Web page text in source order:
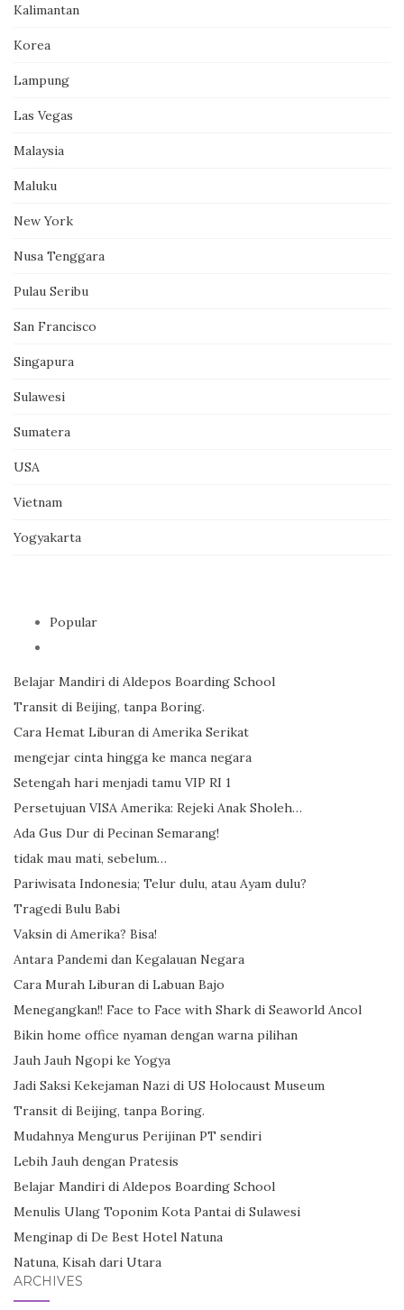
Kalimantan
Korea
Lampung
Las Vegas
Malaysia
Maluku
New York
Nusa Tenggara
Pulau Seribu
San Francisco
Singapura
Sulawesi
Sumatera
USA
Vietnam
Yogyakarta
Popular
Belajar Mandiri di Aldepos Boarding School
Transit di Beijing, tanpa Boring.
Cara Hemat Liburan di Amerika Serikat
mengejar cinta hingga ke manca negara
Setengah hari menjadi tamu VIP RI 1
Persetujuan VISA Amerika: Rejeki Anak Sholeh…
Ada Gus Dur di Pecinan Semarang!
tidak mau mati, sebelum…
Pariwisata Indonesia; Telur dulu, atau Ayam dulu?
Tragedi Bulu Babi
Vaksin di Amerika? Bisa!
Antara Pandemi dan Kegalauan Negara
Cara Murah Liburan di Labuan Bajo
Menegangkan!! Face to Face with Shark di Seaworld Ancol
Bikin home office nyaman dengan warna pilihan
Jauh Jauh Ngopi ke Yogya
Jadi Saksi Kekejaman Nazi di US Holocaust Museum
Transit di Beijing, tanpa Boring.
Mudahnya Mengurus Perijinan PT sendiri
Lebih Jauh dengan Pratesis
Belajar Mandiri di Aldepos Boarding School
Menulis Ulang Toponim Kota Pantai di Sulawesi
Menginap di De Best Hotel Natuna
Natuna, Kisah dari Utara
ARCHIVES